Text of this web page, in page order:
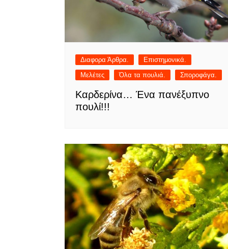
Διαφορα Άρθρα.
Επιστημονικά.
Μελέτες
Όλα τα πουλιά. Σποροφάγα.
Καρδερίνα… Ένα πανέξυπνο
πουλί!!!